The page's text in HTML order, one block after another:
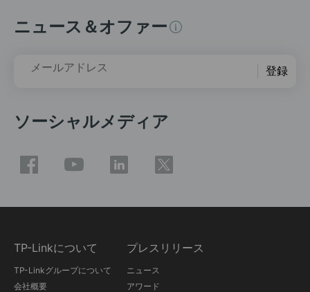
ニュース＆オファー
メールアドレス 登録
ソーシャルメディア
TP-Linkについて
TP-Linkグループについて
会社概要
プレスリリース
ニュース
アワード